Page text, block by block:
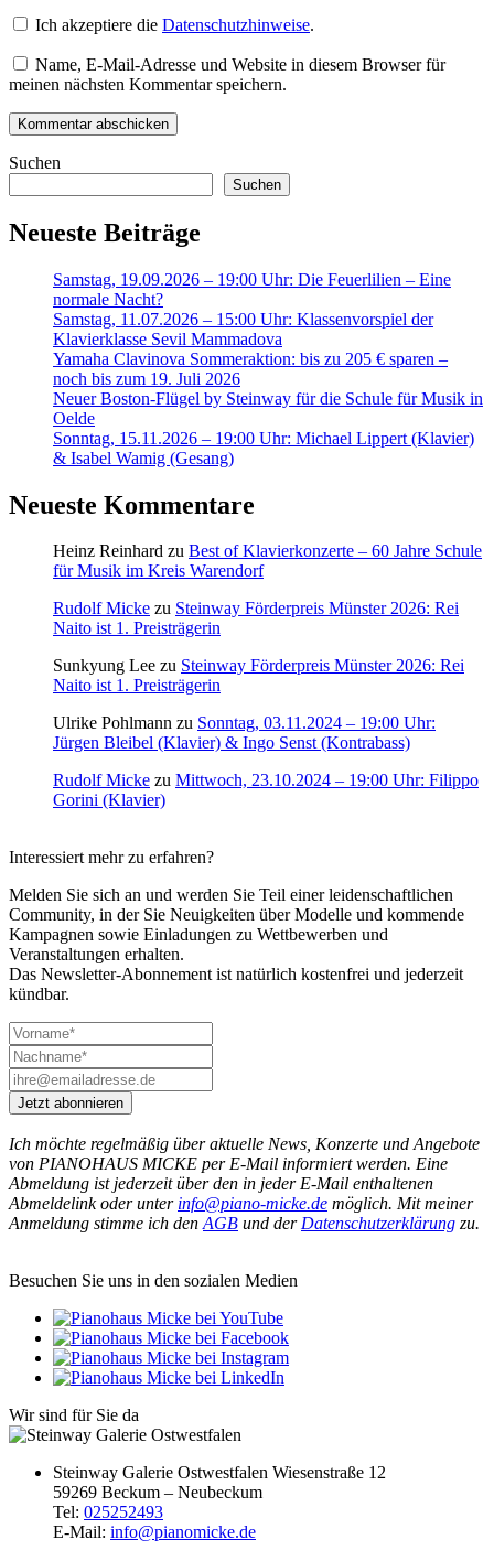
Ich akzeptiere die Datenschutzhinweise.
Name, E-Mail-Adresse und Website in diesem Browser für
meinen nächsten Kommentar speichern.
Suchen
Suchen
Neueste Beiträge
Samstag, 19.09.2026 – 19:00 Uhr: Die Feuerlilien – Eine
normale Nacht?
Samstag, 11.07.2026 – 15:00 Uhr: Klassenvorspiel der
Klavierklasse Sevil Mammadova
Yamaha Clavinova Sommeraktion: bis zu 205 € sparen –
noch bis zum 19. Juli 2026
Neuer Boston-Flügel by Steinway für die Schule für Musik in
Oelde
Sonntag, 15.11.2026 – 19:00 Uhr: Michael Lippert (Klavier)
& Isabel Wamig (Gesang)
Neueste Kommentare
Heinz Reinhard zu Best of Klavierkonzerte – 60 Jahre Schule
für Musik im Kreis Warendorf
Rudolf Micke zu Steinway Förderpreis Münster 2026: Rei
Naito ist 1. Preisträgerin
Sunkyung Lee zu Steinway Förderpreis Münster 2026: Rei
Naito ist 1. Preisträgerin
Ulrike Pohlmann zu Sonntag, 03.11.2024 – 19:00 Uhr:
Jürgen Bleibel (Klavier) & Ingo Senst (Kontrabass)
Rudolf Micke zu Mittwoch, 23.10.2024 – 19:00 Uhr: Filippo
Gorini (Klavier)
Interessiert mehr zu erfahren?
Melden Sie sich an und werden Sie Teil einer leidenschaftlichen
Community, in der Sie Neuigkeiten über Modelle und kommende
Kampagnen sowie Einladungen zu Wettbewerben und
Veranstaltungen erhalten.
Das Newsletter-Abonnement ist natürlich kostenfrei und jederzeit
kündbar.
Jetzt abonnieren
Ich möchte regelmäßig über aktuelle News, Konzerte und Angebote
von PIANOHAUS MICKE per E-Mail informiert werden. Eine
Abmeldung ist jederzeit über den in jeder E-Mail enthaltenen
Abmeldelink oder unter info@piano-micke.de möglich. Mit meiner
Anmeldung stimme ich denAGB und derDatenschutzerklärung zu.
Besuchen Sie uns in den sozialen Medien
Wir sind für Sie da
Steinway Galerie Ostwestfalen Wiesenstraße 12
59269 Beckum – Neubeckum
Tel: 025252493
E-Mail: info@pianomicke.de